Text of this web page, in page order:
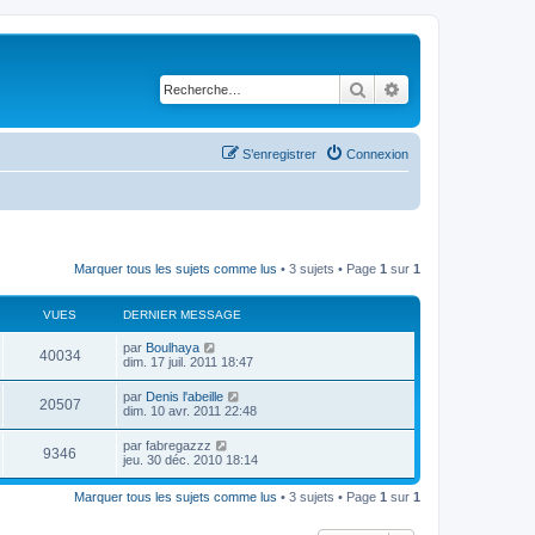
Rechercher
Connexion
S’enregistrer
Marquer tous les sujets comme lus • 3 sujets • Page 1 sur 1
VUES DERNIER MESSAGE
40034V
u
D
e
i
e
r
m
e
s
s
a
par Boulhaya
dim. 17 juil. 2011 18:47
20507V
u
s
D
e
i
e
r
m
par Denis l'abeille
dim. 10 avr. 2011 22:48
9346
u
D
e
n
par fabregazzz
jeu. 30 déc. 2010 18:14
Marquer tous les sujets comme lus • 3 sujets • Page 1 sur 1